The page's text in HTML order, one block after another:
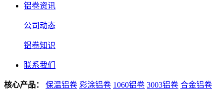
铝卷资讯
公司动态
铝卷知识
联系我们
核心产品： 保温铝卷 彩涂铝卷 1060铝卷 3003铝卷 合金铝卷